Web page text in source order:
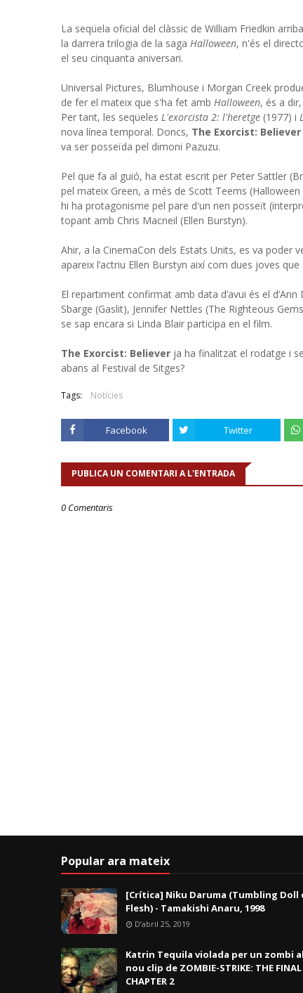
La seqüela oficial del clàssic de William Friedkin
la darrera trilogia de la saga Halloween, n'és el
el seu cinquanta aniversari.
Universal Pictures, Blumhouse i Morgan Creek
de fer el mateix que s'ha fet amb Halloween, és a
Per tant, les seqüeles L'exorcista 2: l'heretge (1977) i
nova línea temporal. Doncs, The Exorcist: Believer
va ser posseïda pel dimoni Pazuzu.
Pel que fa al guió, ha estat escrit per Peter Sattler
pel mateix Green, a més de Scott Teems
hi ha protagonisme pel pare d'un nen posseït
topant amb Chris Macneil (Ellen Burstyn).
Ahir, a la CinemaCon dels Estats Units, es va poder
apareix l’actriu Ellen Burstyn així com dues joves
El repartiment confirmat amb data d’avui és el
Sbarge (Gaslit), Jennifer Nettles (The Righteous
se sap encara si Linda Blair participa en el film.
The Exorcist: Believer ja ha finalitzat el rodatge i
abans al Festival de Sitges?
Tags: Notícies
Facebook Twitter
PUBLICA UN COMENTARI A L'ENTRADA
0 Comentaris
Popular ara mateix
[Crítica] Niku Daruma (Tumbling Doll
Flesh) - Tamakishi Anaru, 1998
D’abril 25, 2019
Katrin Tequila violada per un zombi al
nou clip de ZOMBIE-STRIKE: THE FINAL
CHAPTER 2